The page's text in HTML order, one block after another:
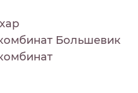
Большевик